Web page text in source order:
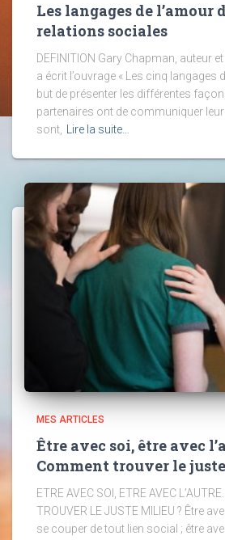
Les langages de l’amour
relations sociales
DEFINITION Gary Chapman, auteur
a écrit l’ouvrage « Les cinq langages
but de présenter les différentes
partenaires ont de communiquer leur
sont, Lire la suite…
MES ARTICLES
Être avec soi, être avec
Comment trouver le
ETRE AVEC SOI, ETRE AVEC
TROUVER LE JUSTE MILIEU ? Être
se couper de tout lien social ; être